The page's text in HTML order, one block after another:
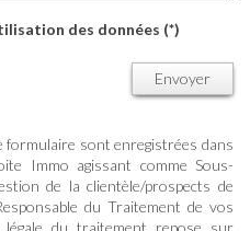
des données (*)
Envoyer
sont enregistrées dans
Immo agissant comme Sous-
de la clientèle/prospects de
du Traitement de vos
légale du traitement repose sur